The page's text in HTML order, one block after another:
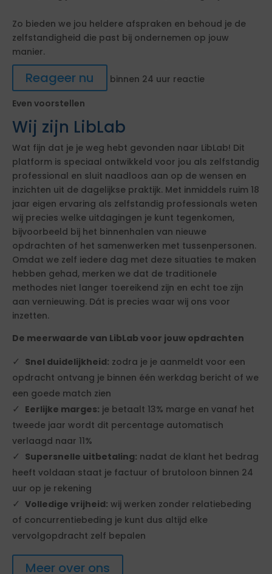
Zo bieden we jou heldere afspraken en behoud je de
zelfstandigheid die past bij ondernemen op jouw
manier.
Reageer nu
binnen 24 uur reactie
Even voorstellen
Wij zijn LibLab
Wat fijn dat je je weg hebt gevonden naar LibLab! Dit
platform is speciaal ontwikkeld voor jou als zelfstandig
professional en sluit naadloos aan op de wensen en
inzichten uit de dagelijkse praktijk. Met inmiddels ruim 18
jaar eigen ervaring als zelfstandig professionals weten
wij precies welke uitdagingen je kunt tegenkomen,
bijvoorbeeld bij het binnenhalen van nieuwe
opdrachten of het samenwerken met tussenpersonen.
Omdat we zelf iedere dag met deze situaties te maken
hebben gehad, merken we dat de traditionele
methodes niet langer toereikend zijn en echt toe zijn
aan vernieuwing. Dát is precies waar wij ons voor
inzetten.
De meerwaarde van LibLab voor jouw opdrachten
Snel duidelijkheid: zodra je je aanmeldt voor een
opdracht ontvang je binnen één werkdag bericht of we
een goede match zien
Eerlijke marges: je betaalt 13% marge en vanaf het
tweede jaar wordt dit percentage automatisch
verlaagd naar 11%
Supersnelle uitbetaling: nadat de klant het bedrag
heeft voldaan staat je factuur of brutoloon binnen 24
uur op je rekening
Volledige vrijheid: wij werken zonder relatiebeding
of concurrentiebeding je kunt dus altijd elke
vervolgopdracht zelf bepalen
Meer over ons